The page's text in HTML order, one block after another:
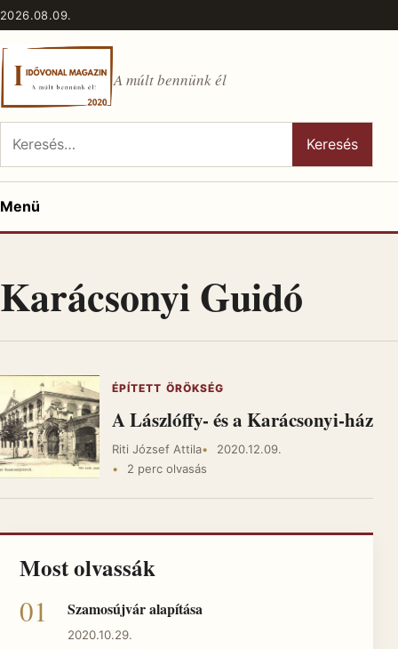
Ugrás a tartalomhoz
2026.08.09.
A múlt bennünk él
Keresés:
Keresés
Menü
Karácsonyi Guidó
ÉPÍTETT ÖRÖKSÉG
A Lászlóffy- és a Karácsonyi-ház
Riti József Attila
2020.12.09.
2 perc olvasás
Most olvassák
Szamosújvár alapítása
2020.10.29.